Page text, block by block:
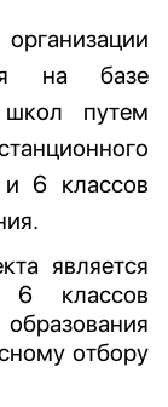
на базе
школ путем
и 6 классов
является
классов
отбору